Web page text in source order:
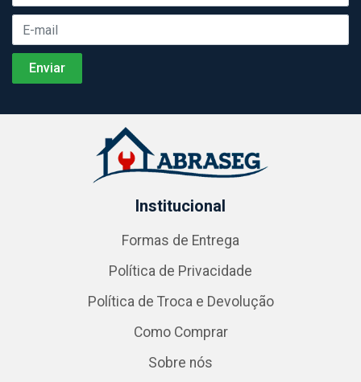
Institucional
Formas de Entrega
Política de Privacidade
Política de Troca e Devolução
Como Comprar
Sobre nós